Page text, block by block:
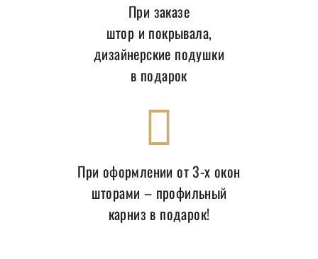
При заказе
штор и покрывала,
дизайнерские подушки
в подарок
При оформлении от 3-х окон
шторами – профильный
карниз в подарок!